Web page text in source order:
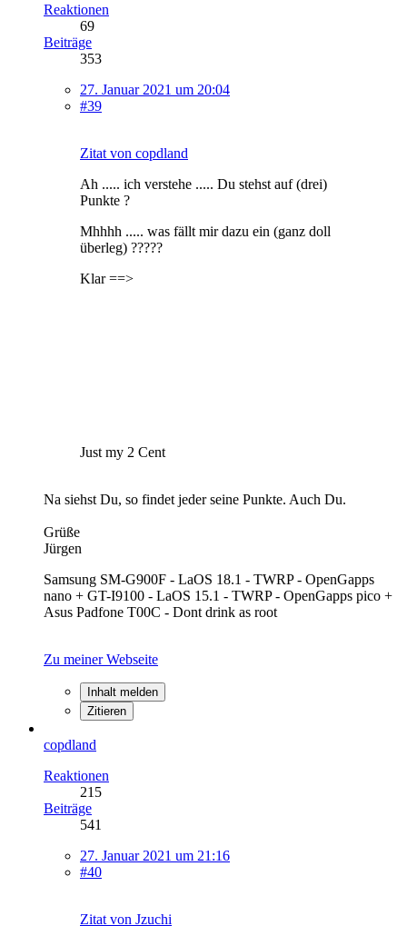
Reaktionen
69
Beiträge
353
27. Januar 2021 um 20:04
#39
Zitat von copdland
Ah ..... ich verstehe ..... Du stehst auf (drei)
Punkte ?
Mhhhh ..... was fällt mir dazu ein (ganz doll
überleg) ?????
Klar ==>
Just my 2 Cent
Na siehst Du, so findet jeder seine Punkte. Auch Du.
Grüße
Jürgen
Samsung SM-G900F - LaOS 18.1 - TWRP - OpenGapps
nano + GT-I9100 - LaOS 15.1 - TWRP - OpenGapps pico +
Asus Padfone T00C - Dont drink as root
Zu meiner Webseite
Inhalt melden
Zitieren
copdland
Reaktionen
215
Beiträge
541
27. Januar 2021 um 21:16
#40
Zitat von Jzuchi